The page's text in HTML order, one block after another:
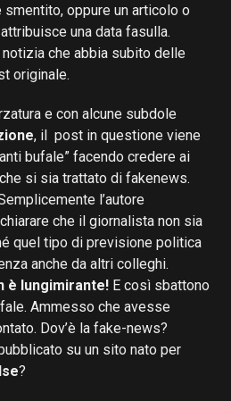
oppure un articolo o
una data fasulla.
notizia che abbia subito delle
originale.
e con alcune subdole
, il post in questione viene
bufale” facendo credere ai
si sia trattato di fakenews.
l’autore
che il giornalista non sia
quel tipo di previsione politica
anche da altri colleghi.
è lungimirante! E così sbattono
Ammesso che avesse
Dov’è la fake-news?
su un sito nato per
?